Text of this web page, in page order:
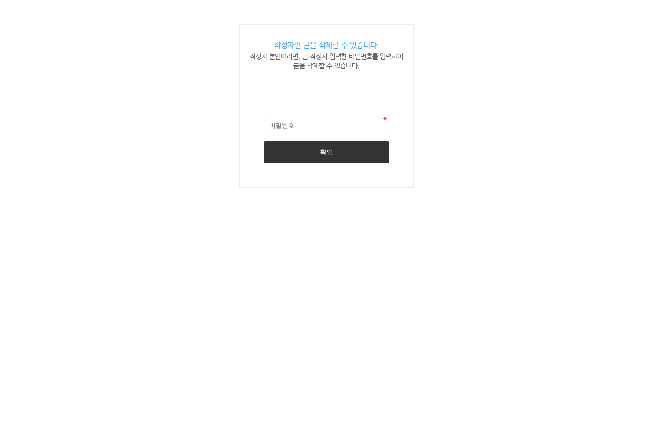
작성자만 글을 삭제할 수 있습니다.
작성자 본인이라면, 글 작성시 입력한 비밀번호를 입력하여
글을 삭제할 수 있습니다.